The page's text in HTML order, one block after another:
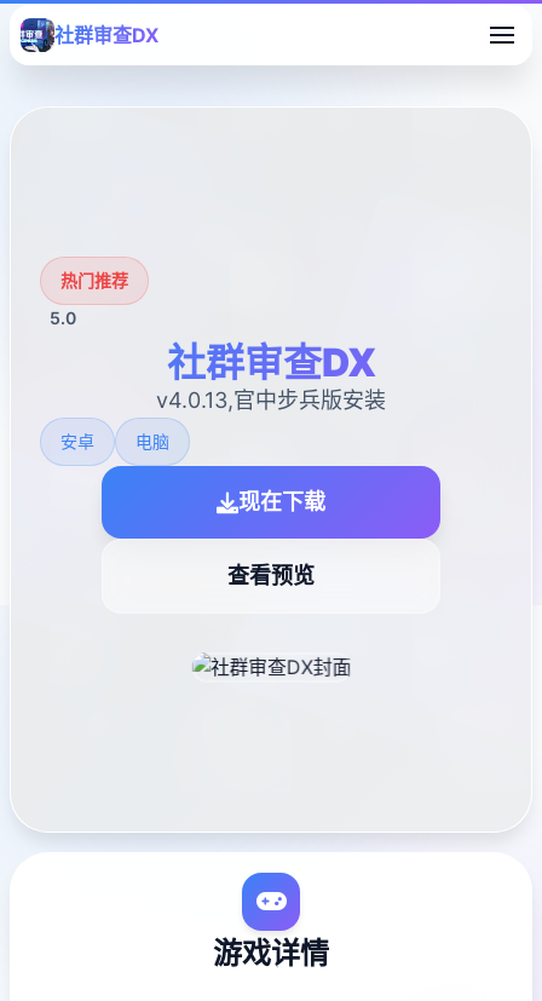
社群审查DX
热门推荐
5.0
社群审查DX
v4.0.13,官中步兵版安装
安卓 电脑
现在下载
查看预览
游戏详情